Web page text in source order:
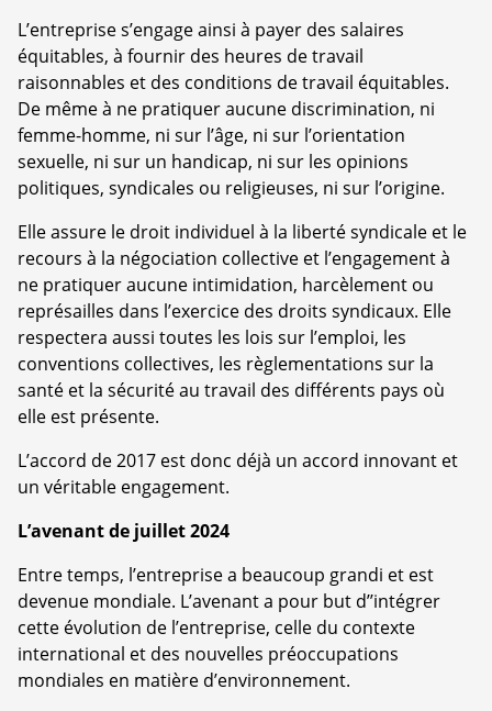
L’entreprise s’engage ainsi à payer des salaires
équitables, à fournir des heures de travail
raisonnables et des conditions de travail équitables.
De même à ne pratiquer aucune discrimination, ni
femme-homme, ni sur l’âge, ni sur l’orientation
sexuelle, ni sur un handicap, ni sur les opinions
politiques, syndicales ou religieuses, ni sur l’origine.
Elle assure le droit individuel à la liberté syndicale et le
recours à la négociation collective et l’engagement à
ne pratiquer aucune intimidation, harcèlement ou
représailles dans l’exercice des droits syndicaux. Elle
respectera aussi toutes les lois sur l’emploi, les
conventions collectives, les règlementations sur la
santé et la sécurité au travail des différents pays où
elle est présente.
L’accord de 2017 est donc déjà un accord innovant et
un véritable engagement.
L’avenant de juillet 2024
Entre temps, l’entreprise a beaucoup grandi et est
devenue mondiale. L’avenant a pour but d’’intégrer
cette évolution de l’entreprise, celle du contexte
international et des nouvelles préoccupations
mondiales en matière d’environnement.